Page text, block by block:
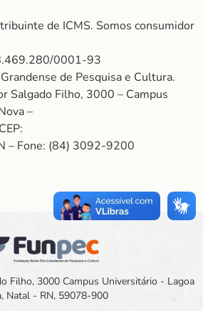
de ICMS. Somos consumidor
0001-93
de Pesquisa e Cultura.
Salgado Filho, 3000 – Campus
–
– Fone: (84) 3092-9200
Filho, 3000 Campus Universitário - Lagoa
Natal - RN, 59078-900